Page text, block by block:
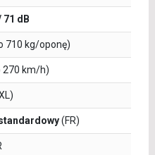
71 dB
710 kg/oponę)
km/h)
(FR)